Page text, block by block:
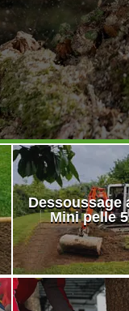
Dessoussage
Mini pelle